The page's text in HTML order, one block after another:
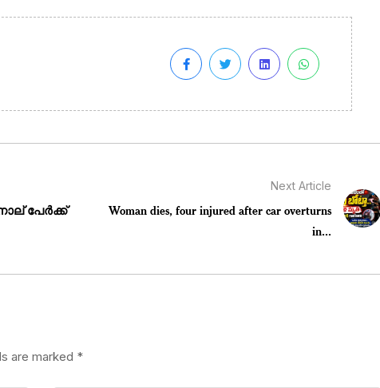
പേർക്ക്
Next Article
Woman dies, four injured after car overturns
in...
are marked *